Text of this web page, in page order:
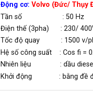
Động cơ: Volvo (Đức/ Thụy
Tần số : 50 Hz
Điện thế (3pha) : 230/
Tốc độ quay : 1500 v/
Hệ số công suất : Cos fi =
Nhiên liệu : dầu diesel
Khởi động : bằng đề